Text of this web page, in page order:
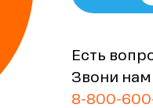
Есть
Звони
8-800-